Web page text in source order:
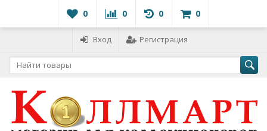
0 0 0 0
Вход Регистрация